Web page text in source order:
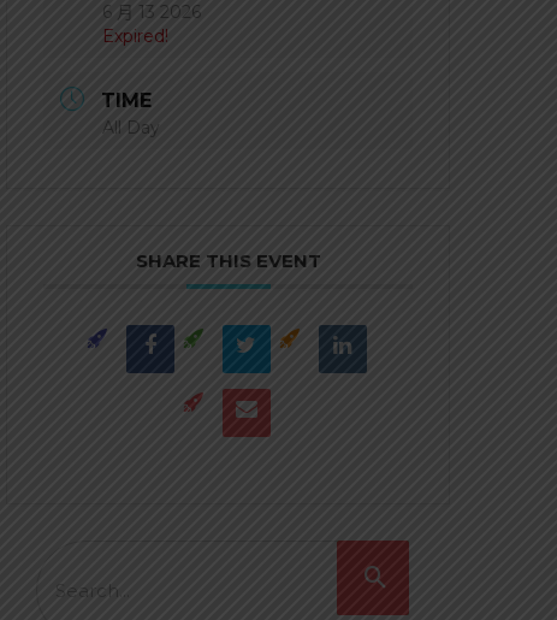
6 月 13 2026
Expired!
TIME
All Day
SHARE THIS EVENT